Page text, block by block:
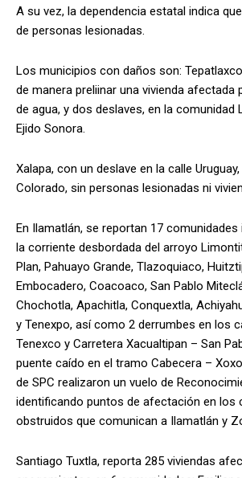
A su vez, la dependencia estatal indica
de personas lesionadas.
Los municipios con daños son:
de manera preliinar una vivienda afectada
de agua, y dos deslaves, en la comunidad
Ejido Sonora.
Xalapa, con un deslave en la calle
Colorado, sin personas lesionadas ni
En Ilamatlán, se reportan 17
la corriente desbordada del arroyo
Plan, Pahuayo Grande, Tlazoquiaco,
Embocadero, Coacoaco, San Pablo
Chochotla, Apachitla, Conquextla,
y Tenexpo, así como 2 derrumbes en los
Tenexco y Carretera Xacualtipan – San
puente caído en el tramo Cabecera –
de SPC realizaron un vuelo de
identificando puntos de afectación en los
obstruidos que comunican a Ilamatlán y
Santiago Tuxtla, reporta 285 viviendas